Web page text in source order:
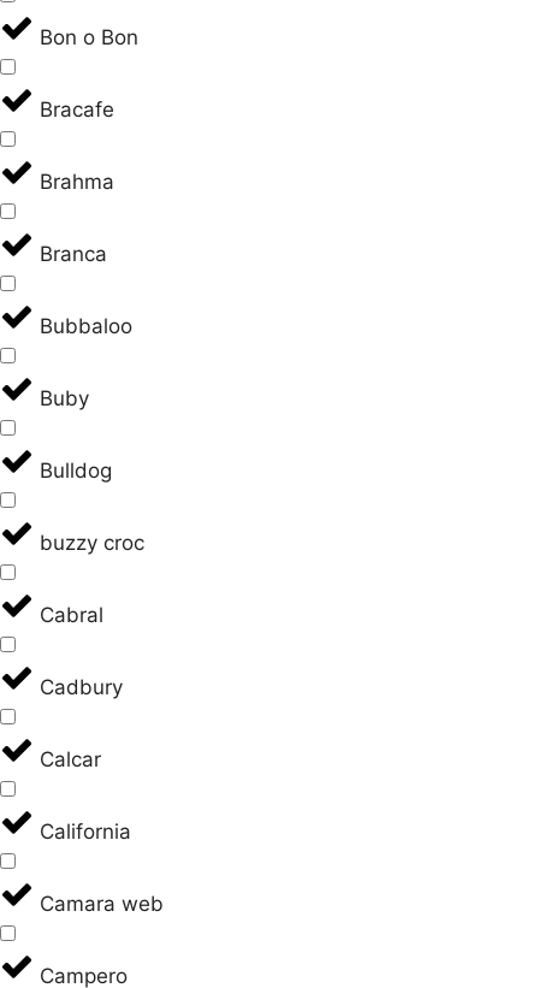
Bon o Bon
Bracafe
Brahma
Branca
Bubbaloo
Buby
Bulldog
buzzy croc
Cabral
Cadbury
Calcar
California
Camara web
Campero